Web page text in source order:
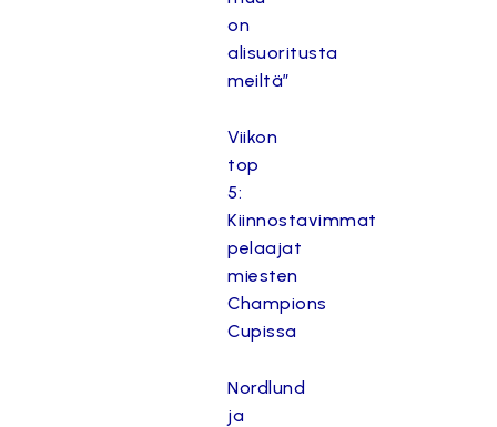
on
alisuoritusta
meiltä”
Viikon
top
5:
Kiinnostavimmat
pelaajat
miesten
Champions
Cupissa
Nordlund
ja